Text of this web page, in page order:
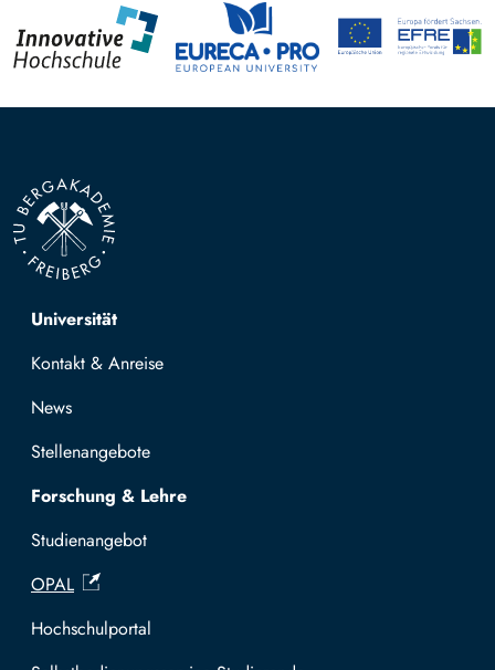
Top navigation
Universität
Kontakt & Anreise
News
Stellenangebote
Forschung & Lehre
Studienangebot
OPAL
Hochschulportal